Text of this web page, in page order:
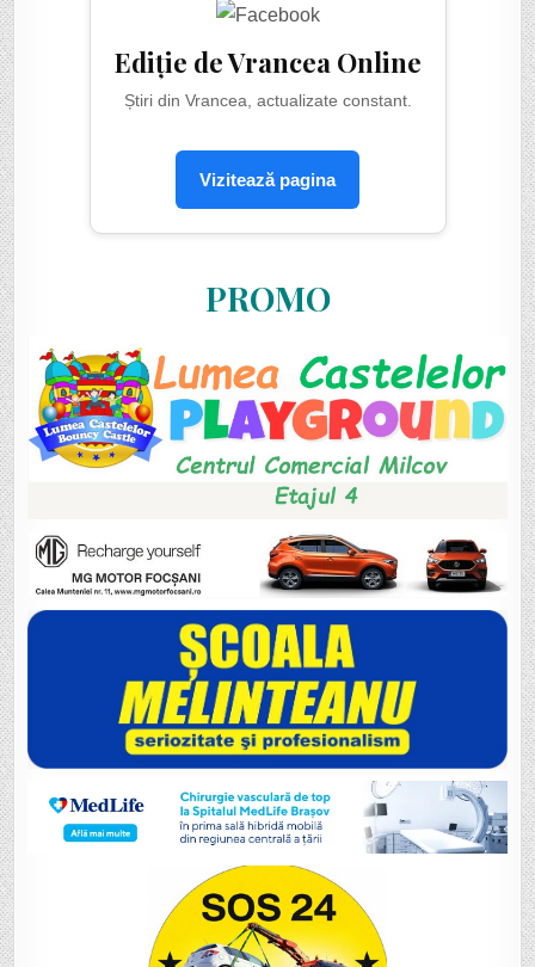
Ediție de Vrancea Online
Știri din Vrancea, actualizate constant.
Vizitează pagina
PROMO